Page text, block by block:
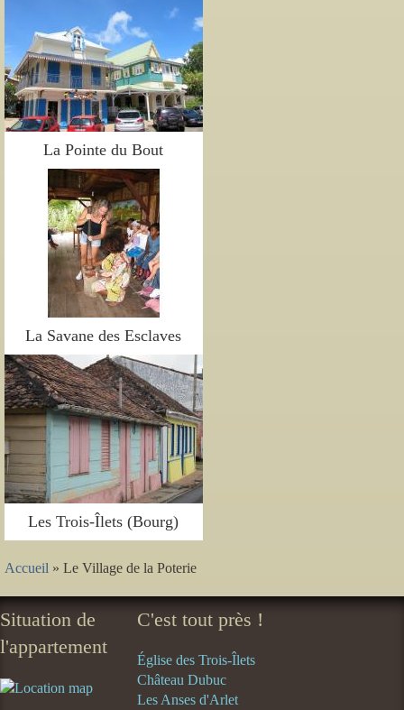
La Pointe du Bout
La Savane des Esclaves
Les Trois-Îlets (Bourg)
Accueil » Le Village de la Poterie
Situation de
l'appartement
C'est tout près !
Église des Trois-Îlets
Château Dubuc
Les Anses d'Arlet